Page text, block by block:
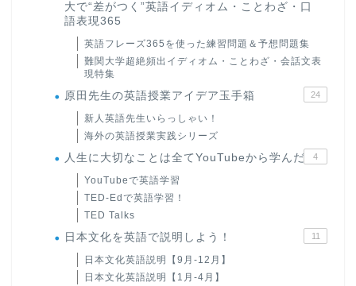
大で“差がつく”英語イディオム・ことわざ・口
語表現365
英語フレーズ365を使った練習問題＆予想問題集
難関大学超絶頻出イディオム・ことわざ・会話文表
現特集
原田先生の英語授業アイデア玉手箱 24
新人英語先生いらっしゃい！
海外の英語授業実践シリーズ
人生に大切なことは全てYouTubeから学んだ 4
YouTubeで英語学習
TED-Edで英語学習！
TED Talks
日本文化を英語で説明しよう！ 11
日本文化英語説明【9月-12月】
日本文化英語説明【1月-4月】